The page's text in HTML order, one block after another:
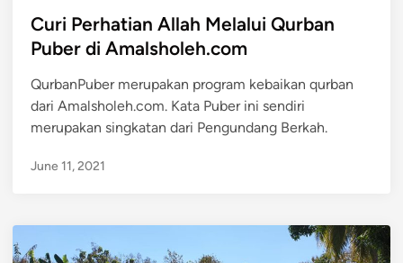
s
t
d
i
n
Curi Perhatian Allah Melalui Qurban
Puber di Amalsholeh.com
QurbanPuber merupakan program kebaikan qurban
dari Amalsholeh.com. Kata Puber ini sendiri
merupakan singkatan dari Pengundang Berkah.
June 11, 2021